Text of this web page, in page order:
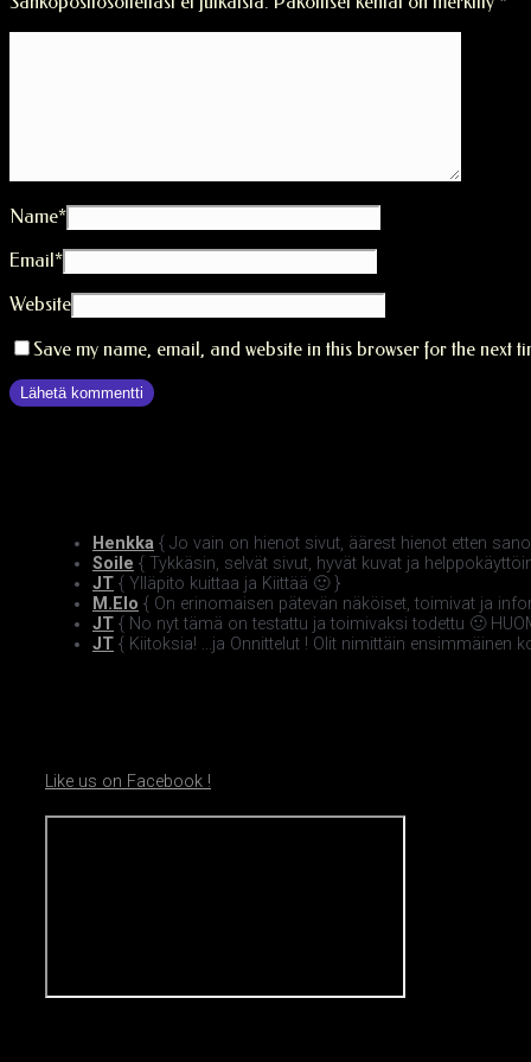
Name*
Email*
Website
Save my name, email, and website in this browser for the next
Henkka { Jo vain on hienot sivut, äärest hienot etten
Soile { Tykkäsin, selvät sivut, hyvät kuvat ja
JT { Ylläpito kuittaa ja Kiittää 🙂 }
M.Elo { On erinomaisen pätevän näköiset, toimivat ja
JT { No nyt tämä on testattu ja toimivaksi todettu 🙂
JT { Kiitoksia! ...ja Onnittelut ! Olit nimittäin ensimmäinen
Like us on Facebook !